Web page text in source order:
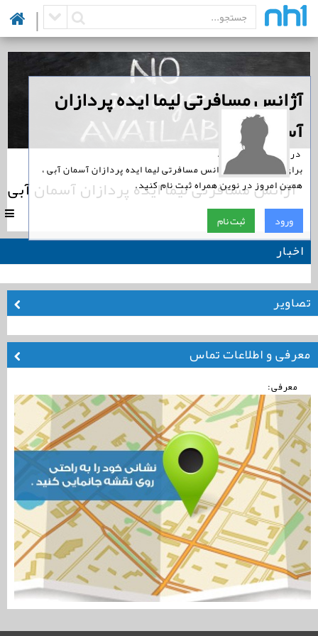
|
‏آژانس مسافرتی لیما ایده پردازان
آسمان آبی
‏ در نوین همراه است.
برای پیگیری اخبار آژانس مسافرتی لیما ایده پردازان آسمان آبی ،
همین امروز در نوین همراه ثبت نام کنید.
ورود ثبت نام
آژانس مسافرتی لیما ایده پردازان آسمان آبی
|
اخبار
تصاویر
معرفی و اطلاعات تماس
معرفی: